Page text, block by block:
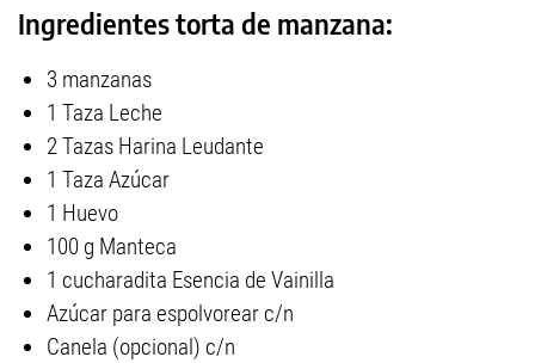
Ingredientes torta de manzana:
3 manzanas
1 Taza Leche
2 Tazas Harina Leudante
1 Taza Azúcar
1 Huevo
100 g Manteca
1 cucharadita Esencia de Vainilla
Azúcar para espolvorear c/n
Canela (opcional) c/n